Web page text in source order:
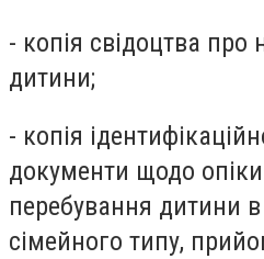
- копія свідоцтва про
дитини;
- копія
документи щодо
перебування дитини
сімейного типу,